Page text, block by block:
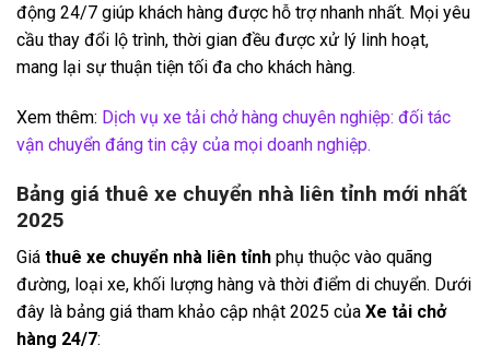
động 24/7 giúp khách hàng được hỗ trợ nhanh nhất. Mọi yêu
cầu thay đổi lộ trình, thời gian đều được xử lý linh hoạt,
mang lại sự thuận tiện tối đa cho khách hàng.
Xem thêm: Dịch vụ xe tải chở hàng chuyên nghiệp: đối tác
vận chuyển đáng tin cậy của mọi doanh nghiệp.
Bảng giá thuê xe chuyển nhà liên tỉnh mới nhất
2025
Giá thuê xe chuyển nhà liên tỉnh phụ thuộc vào quãng
đường, loại xe, khối lượng hàng và thời điểm di chuyển. Dưới
đây là bảng giá tham khảo cập nhật 2025 của Xe tải chở
hàng 24/7: